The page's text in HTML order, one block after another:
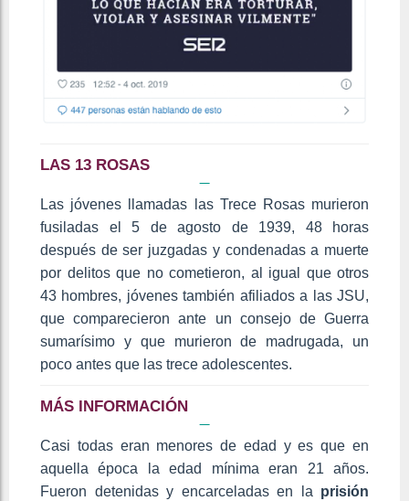
LAS 13 ROSAS
Las jóvenes llamadas las Trece Rosas murieron
fusiladas el 5 de agosto de 1939, 48 horas
después de ser juzgadas y condenadas a muerte
por delitos que no cometieron, al igual que otros
43 hombres, jóvenes también afiliados a las JSU,
que comparecieron ante un consejo de Guerra
sumarísimo y que murieron de madrugada, un
poco antes que las trece adolescentes.
MÁS INFORMACIÓN
Casi todas eran menores de edad y es que en
aquella época la edad mínima eran 21 años.
Fueron detenidas y encarceladas en la prisión